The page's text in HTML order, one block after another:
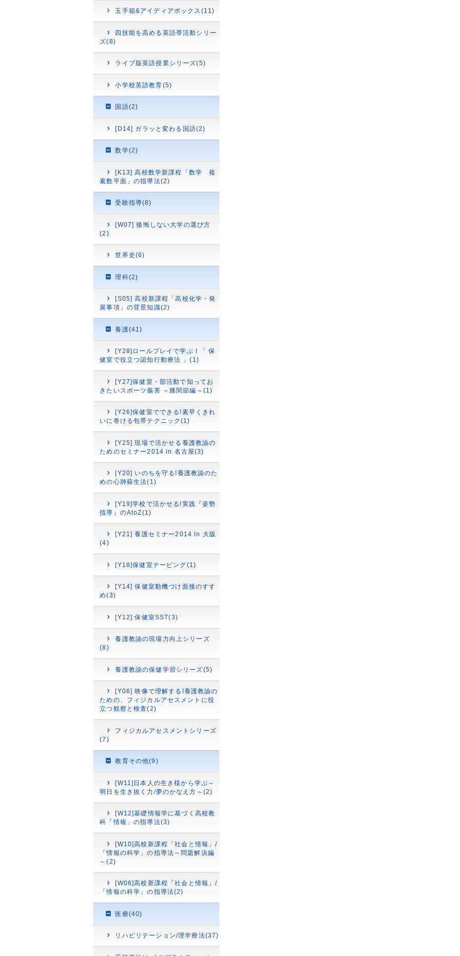
玉手箱&アイディアボックス(11)
四技能を高める英語帯活動シリー
ズ(8)
ライブ版英語授業シリーズ(5)
小学校英語教育(5)
国語(2)
[D14] ガラッと変わる国語(2)
数学(2)
[K13] 高校数学新課程「数学 複
素数平面」の指導法(2)
受験指導(8)
[W07] 後悔しない大学の選び方
(2)
世界史(6)
理科(2)
[S05] 高校新課程「高校化学・発
展事項」の背景知識(2)
養護(41)
[Y28]ロールプレイで学ぶ ! 「 保
健室で役立つ認知行動療法 」(1)
[Y27]保健室・部活動で知ってお
きたいスポーツ傷害 ～膝関節編～(1)
[Y26]保健室でできる!素早くきれ
いに巻ける包帯テクニック(1)
[Y25] 現場で活かせる養護教諭の
ためのセミナー2014 in 名古屋(3)
[Y20] いのちを守る!養護教諭のた
めの心肺蘇生法(1)
[Y19]学校で活かせる!実践『姿勢
指導』のAtoZ(1)
[Y21] 養護セミナー2014 in 大阪
(4)
[Y18]保健室テーピング(1)
[Y14] 保健室動機づけ面接のすす
め(3)
[Y12] 保健室SST(3)
養護教諭の現場力向上シリーズ
(8)
養護教諭の保健学習シリーズ(5)
[Y06] 映像で理解する!養護教諭の
ための、フィジカルアセスメントに役
立つ観察と検査(2)
フィジカルアセスメントシリーズ
(7)
教育その他(9)
[W11]日本人の生き様から学ぶ～
明日を生き抜く力/夢のかなえ方～(2)
[W12]基礎情報学に基づく高校教
科「情報」の指導法(3)
[W10]高校新課程「社会と情報」/
「情報の科学」の指導法～問題解決編
～(2)
[W06]高校新課程「社会と情報」/
「情報の科学」の指導法(2)
医療(40)
リハビリテーション/理学療法(37)